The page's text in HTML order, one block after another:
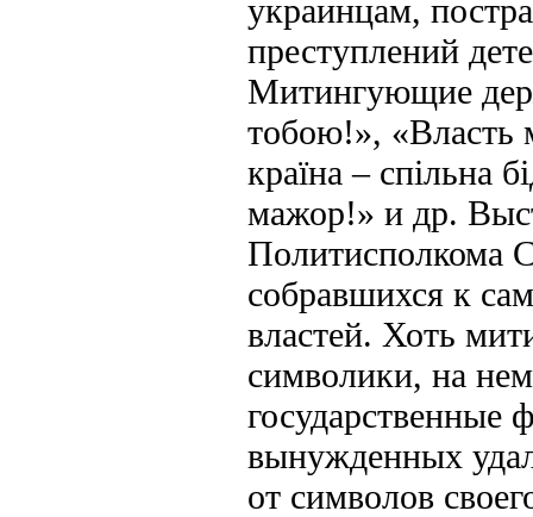
украинцам,
преступлений
Митингующие
тобою!»,
країна – спільна
мажор!» и др.
Политисполкома
собравшихся к
властей. Хоть
символики, на
государственные
вынужденных
от символов